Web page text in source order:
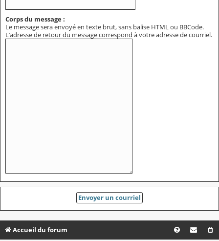
Corps du message :
Le message sera envoyé en texte brut, sans balise HTML ou BBCode.
L’adresse de retour du message correspond à votre adresse de courriel.
Accueil du forum